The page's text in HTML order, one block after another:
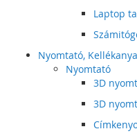
Laptop
Nyomtató,
Nyomtató
3D
3D